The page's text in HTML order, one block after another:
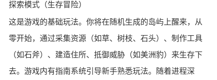
探索模式（生存冒险）
这是游戏的基础玩法。你将在随机生成的岛屿上醒来，从
零开始，通过采集资源（如草、树枝、石头）、制作工具
（如石斧）、建造住所、抵御威胁（如美洲豹）来生存下
去。游戏内有指南系统引导新手熟悉玩法。随着进程深